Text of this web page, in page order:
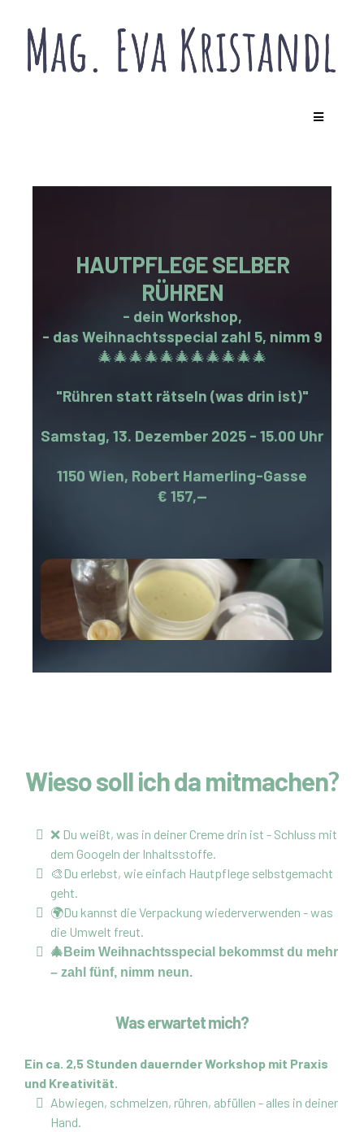
HAUTPFLEGE SELBER
RÜHREN
- dein Workshop,
- das Weihnachtsspecial zahl 5, nimm 9
🎄🎄🎄🎄🎄🎄🎄🎄🎄🎄🎄
"Rühren statt rätseln (was drin ist)"
Samstag, 13. Dezember 2025 - 15.00 Uhr
1150 Wien, Robert Hamerling-Gasse
€ 157,--
Wieso soll ich da mitmachen?
❌ Du weißt, was in deiner Creme drin ist - Schluss mit
dem Googeln der Inhaltsstoffe.
🎨Du erlebst, wie einfach Hautpflege selbstgemacht
geht.
🌍Du kannst die Verpackung wiederverwenden - was
die Umwelt freut.
🎄Beim Weihnachtsspecial bekommst du mehr
– zahl fünf, nimm neun.
Was erwartet mich?
Ein ca. 2,5 Stunden dauernder Workshop mit Praxis
und Kreativität.
Abwiegen, schmelzen, rühren, abfüllen - alles in deiner
Hand.